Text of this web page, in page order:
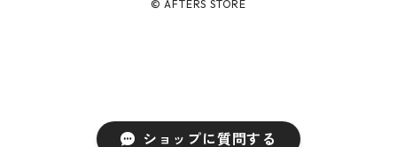
ショップに質問する
© AFTERS STORE